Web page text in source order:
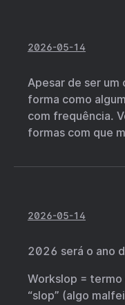
2026-05-14
Apesar de ser um
forma como
com frequência.
formas com que
2026-05-14
2026 será o ano
Workslop = termo
“slop” (algo